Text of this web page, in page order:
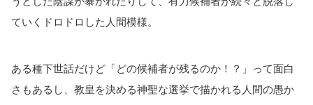
ていくドロドロした人間模様。
ある種下世話だけど「どの候補者が残るのか！？」って面白
さもあるし、教皇を決める神聖な選挙で描かれる人間の愚か